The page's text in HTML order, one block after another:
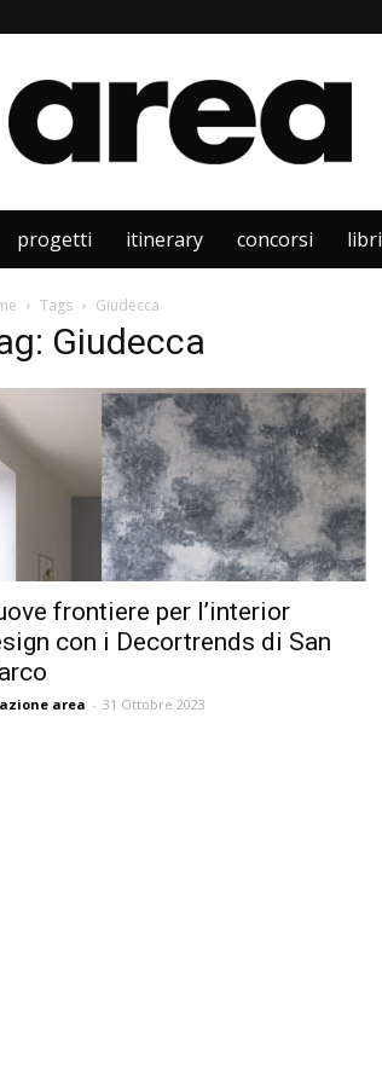
Area
progetti itinerary concorsi libri
Tags Giudecca
Giudecca
frontiere per l’interior
con i Decortrends di San
area - 31 Ottobre 2023